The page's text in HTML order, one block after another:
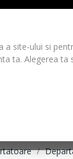
a site-ului si
ta. Alegerea ta
stocurilor